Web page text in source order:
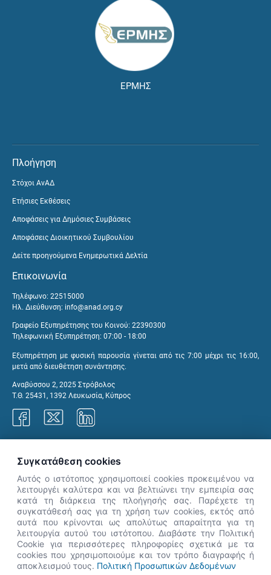
ΕΡΜΗΣ
Πλοήγηση
Στόχοι ΑνΑΔ
Ετήσιες Εκθέσεις
Αποφάσεις για Δημόσιες Συμβάσεις
Αποφάσεις Διοικητικού Συμβουλίου
Δείτε προηγούμενα Ενημερωτικά Δελτία
Επικοινωνία
Τηλέφωνο: 22515000
Ηλ. Διεύθυνση: info@anad.org.cy
Γραφείο Εξυπηρέτησης του Κοινού: 22390300
Τηλεφωνική Εξυπηρέτηση: 07:00 - 18:00
Εξυπηρέτηση με φυσική παρουσία γίνεται από τις 7:00 μέχρι τις 16:00,
μετά από διευθέτηση συνάντησης.
Αναβύσσου 2, 2025 Στρόβολος
Τ.Θ. 25431, 1392 Λευκωσία, Κύπρος
👋 Καλώς ήρθες! Είμαι η Νόησις.
Πες μου πώς μπορώ να σε βοηθήσω
σήμερα.
Συγκατάθεση cookies
Αυτός ο ιστότοπος χρησιμοποιεί cookies προκειμένου να
λειτουργέι καλύτερα και να βελτιώνει την εμπειρία σας
κατά τη διάρκεια της πλοήγησής σας. Παρέχετε τη
συγκατάθεσή σας για τη χρήση των cookies, εκτός από
αυτά που κρίνονται ως απολύτως απαραίτητα για τη
λειτουργία αυτού του ιστότοπου. Διαβάστε την Πολιτική
Cookie για περισσότερες πληροφορίες σχετικά με τα
cookies που χρησιμοποιούμε και τον τρόπο διαγραφής ή
αποκλεισμού τους. Πολιτική Προσωπικών Δεδομένων